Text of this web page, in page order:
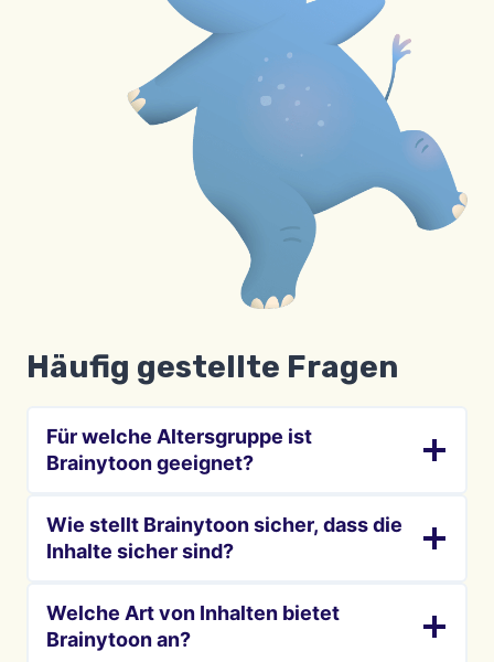
Häufig gestellte Fragen
Für welche Altersgruppe ist
Brainytoon geeignet?
Wie stellt Brainytoon sicher, dass die
Inhalte sicher sind?
Welche Art von Inhalten bietet
Brainytoon an?